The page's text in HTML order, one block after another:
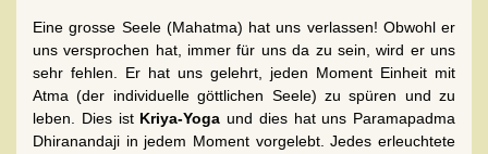
Eine grosse Seele (Mahatma) hat uns verlassen! Obwohl er
uns versprochen hat, immer für uns da zu sein, wird er uns
sehr fehlen. Er hat uns gelehrt, jeden Moment Einheit mit
Atma (der individuelle göttlichen Seele) zu spüren und zu
leben. Dies ist Kriya-Yoga und dies hat uns Paramapadma
Dhiranandaji in jedem Moment vorgelebt. Jedes erleuchtete